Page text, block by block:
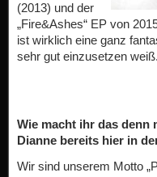
(2013) und der
„Fire&Ashes“ EP von
ist wirklich eine ganz
sehr gut einzusetzen weiß.
Wie macht ihr das denn
Dianne bereits hier in
Wir sind unserem Motto